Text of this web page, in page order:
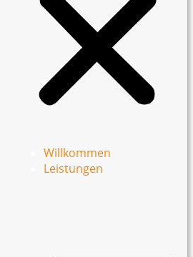
Willkommen
Leistungen